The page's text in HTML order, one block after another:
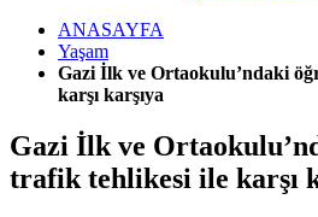
ANASAYFA
Yaşam
Gazi İlk ve Ortaokulu’ndaki
karşı karşıya
Gazi İlk ve
trafik tehlikesi ile karşı